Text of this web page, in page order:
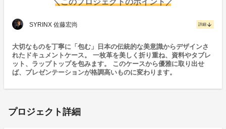
＼このプロジェクトのポイント／
SYRINX 佐藤宏尚 詳細 arrow_downward
大切なものを丁寧に「包む」日本の伝統的な美意識からデザインさ
れたドキュメントケース。 一枚革を美しく折り重ね、資料やタブレ
ット、ラップトップを包みます。 このケースから優雅に取り出せ
ば、プレゼンテーションが格調高いものに変わります。
プロジェクト詳細